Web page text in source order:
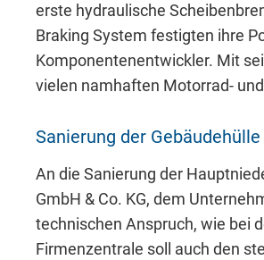
erste hydraulische
Braking System festigten ihre
Komponentenentwickler. Mit
vielen namhaften Motorrad-
Sanierung der Gebäudehülle
An die Sanierung der
GmbH & Co. KG, dem
technischen Anspruch, wie bei
Firmenzentrale soll auch den
Cookie